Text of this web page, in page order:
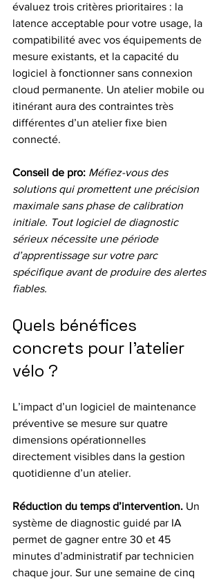
évaluez trois critères prioritaires : la
latence acceptable pour votre usage, la
compatibilité avec vos équipements de
mesure existants, et la capacité du
logiciel à fonctionner sans connexion
cloud permanente. Un atelier mobile ou
itinérant aura des contraintes très
différentes d’un atelier fixe bien
connecté.
Conseil de pro: Méfiez-vous des
solutions qui promettent une précision
maximale sans phase de calibration
initiale. Tout logiciel de diagnostic
sérieux nécessite une période
d’apprentissage sur votre parc
spécifique avant de produire des alertes
fiables.
Quels bénéfices
concrets pour l’atelier
vélo ?
L’impact d’un logiciel de maintenance
préventive se mesure sur quatre
dimensions opérationnelles
directement visibles dans la gestion
quotidienne d’un atelier.
Réduction du temps d’intervention. Un
système de diagnostic guidé par IA
permet de gagner entre 30 et 45
minutes d’administratif par technicien
chaque jour. Sur une semaine de cinq